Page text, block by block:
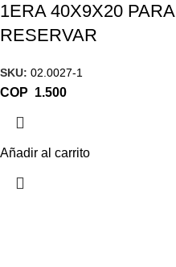
1ERA 40X9X20 PARA
RESERVAR
SKU: 02.0027-1
COP
Añadir al carrito